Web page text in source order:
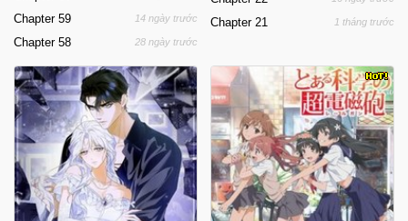
Chapter 59 14 ngày trước
Chapter 58 28 ngày trước
Chapter 21 1 tháng trước